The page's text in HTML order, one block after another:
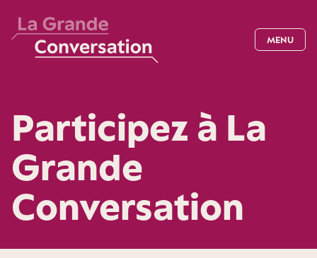
MENU
Participez à La
Grande
Conversation